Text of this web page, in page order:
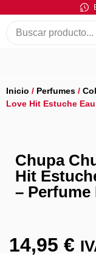
Inicio / Perfumes /
Love Hit Estuche
Chupa
Hit
–
14,95 €